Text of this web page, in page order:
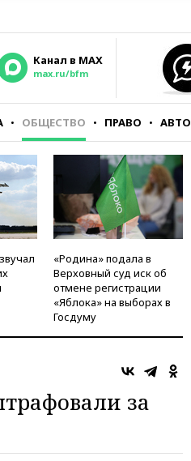
Канал в MAX
max.ru/bfm
ОБЩЕСТВО ПРАВО АВТО
«Родина» подала в
Верховный суд иск об
отмене регистрации
«Яблока» на выборах в
Госдуму
за